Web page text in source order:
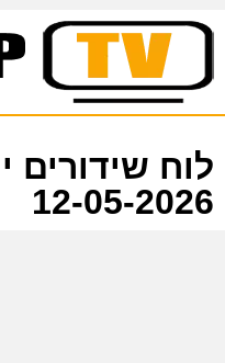
12-05-2026